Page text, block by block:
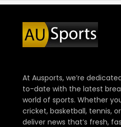
At Ausports, we’re
to-date with the latest
world of sports. Whether
cricket, basketball, tennis,
deliver news that’s fresh,